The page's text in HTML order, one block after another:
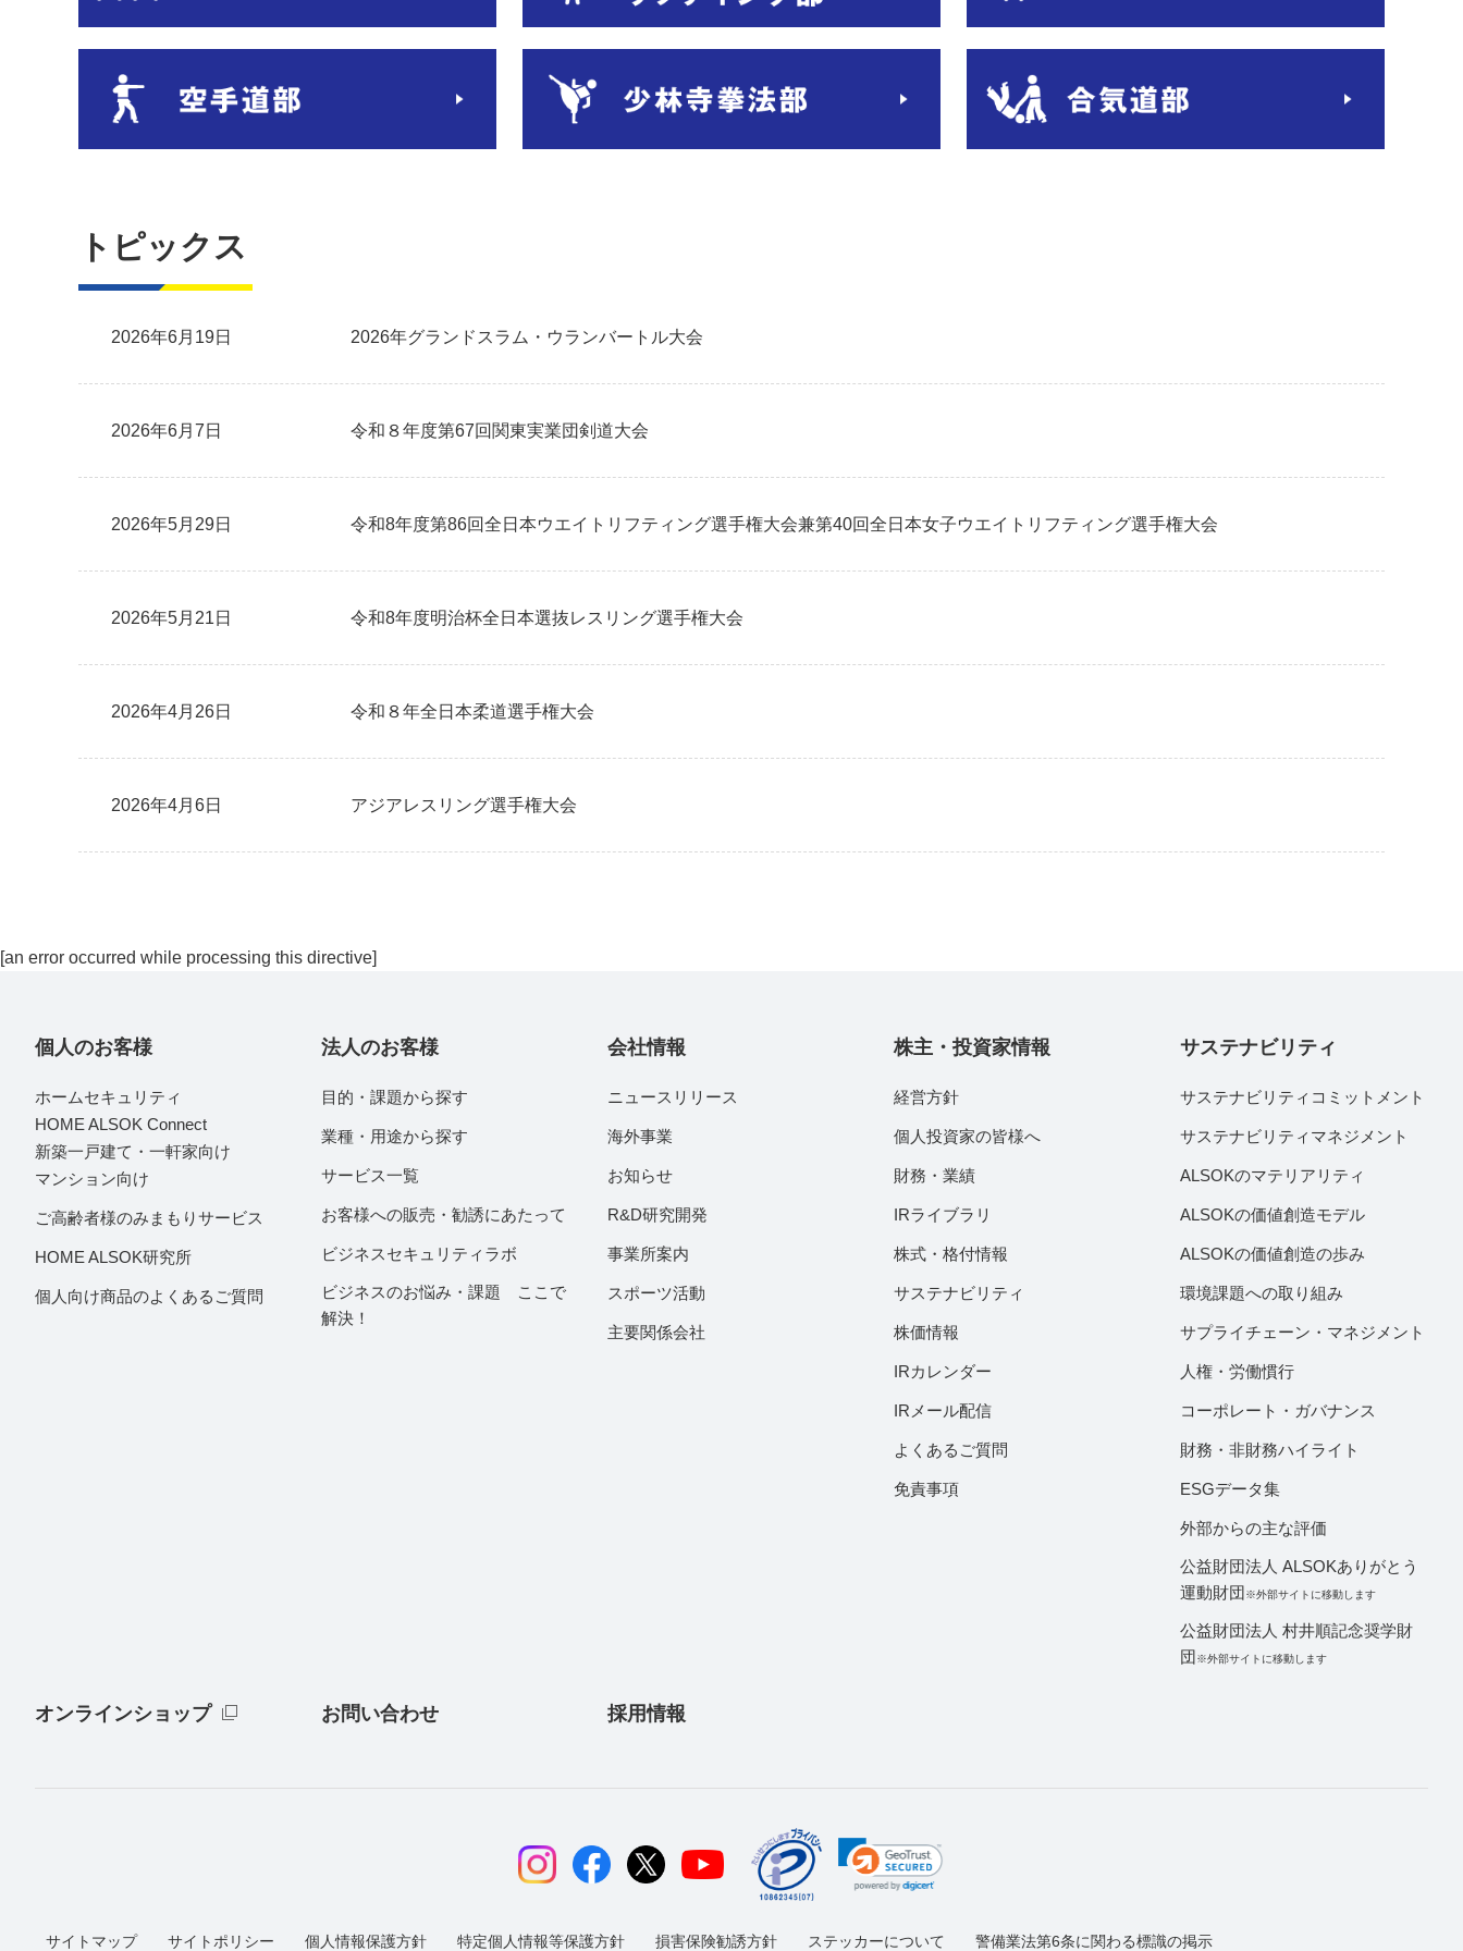
トピックス
2026年6月19日 2026年グランドスラム・ウランバートル大会
2026年6月7日 令和８年度第67回関東実業団剣道大会
2026年5月29日 令和8年度第86回全日本ウエイトリフティング選手権大会兼第40回全日本女子ウエイトリフティング選手権大会
2026年5月21日 令和8年度明治杯全日本選抜レスリング選手権大会
2026年4月26日 令和８年全日本柔道選手権大会
2026年4月6日 アジアレスリング選手権大会
[an error occurred while processing this directive]
個人のお客様
ホームセキュリティ
HOME ALSOK Connect
新築一戸建て・一軒家向け
マンション向け
ご高齢者様のみまもりサービス
HOME ALSOK研究所
個人向け商品のよくあるご質問
法人のお客様
目的・課題から探す
業種・用途から探す
サービス一覧
お客様への販売・勧誘にあたって
ビジネスセキュリティラボ
ビジネスのお悩み・課題 ここで
解決！
会社情報
ニュースリリース
海外事業
お知らせ
R&D研究開発
事業所案内
スポーツ活動
主要関係会社
株主・投資家情報
経営方針
個人投資家の皆様へ
財務・業績
IRライブラリ
株式・格付情報
サステナビリティ
株価情報
IRカレンダー
IRメール配信
よくあるご質問
免責事項
サステナビリティ
サステナビリティコミットメント
サステナビリティマネジメント
ALSOKのマテリアリティ
ALSOKの価値創造モデル
ALSOKの価値創造の歩み
環境課題への取り組み
サプライチェーン・マネジメント
人権・労働慣行
コーポレート・ガバナンス
財務・非財務ハイライト
ESGデータ集
外部からの主な評価
公益財団法人 ALSOKありがとう
運動財団※外部サイトに移動します
公益財団法人 村井順記念奨学財
団※外部サイトに移動します
オンラインショップ お問い合わせ 採用情報
サイトマップ サイトポリシー 個人情報保護方針 特定個人情報等保護方針 損害保険勧誘方針 ステッカーについて 警備業法第6条に関わる標識の掲示